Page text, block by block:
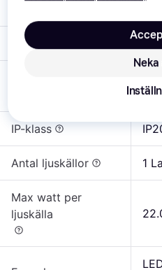
Antal i förpackning 1 st
IP-klass
Antal ljuskällor 1
Max watt per
ljuskälla
Neka